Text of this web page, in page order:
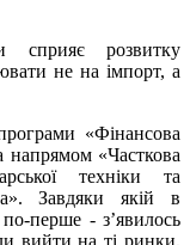
сприяє розвитку
не на імпорт, а
«Фінансова
напрямом «Часткова
техніки та
Завдяки якій в
по-перше - з’явилось